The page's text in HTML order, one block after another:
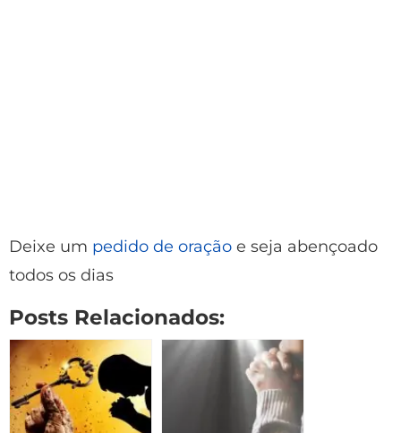
Deixe um pedido de oração e seja abençoado
todos os dias
Posts Relacionados: